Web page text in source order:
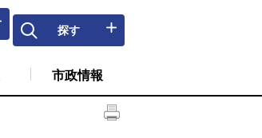
探す
市政情報